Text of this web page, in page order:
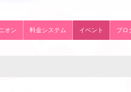
オン 料金システム イベント ブロ